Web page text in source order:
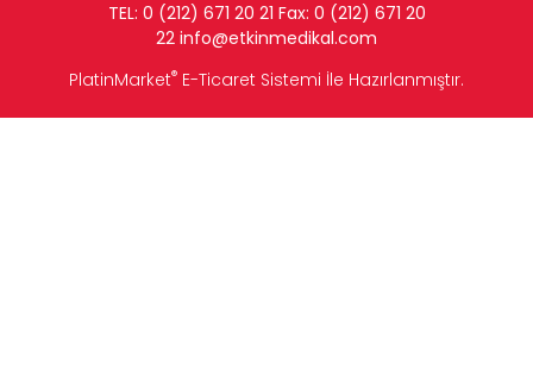
TEL: 0 (212) 671 20 21 Fax: 0 (212) 671 20
22 info@etkinmedikal.com
PlatinMarket® E-Ticaret Sistemi İle Hazırlanmıştır.